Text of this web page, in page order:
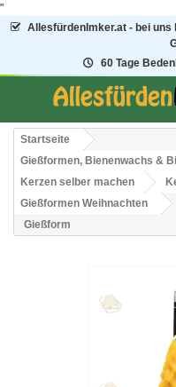
"
AllesfürdenImker.at - bei
60 Tage
Startseite
Gießformen, Bienenwachs &
Kerzen selber machen
Gießformen Weihnachten
Gießform